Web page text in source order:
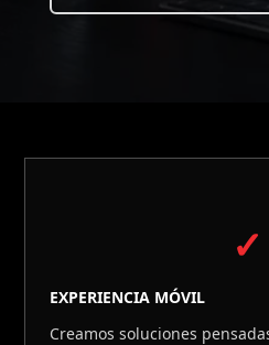
✓
EXPERIENCIA MÓVIL
Creamos soluciones